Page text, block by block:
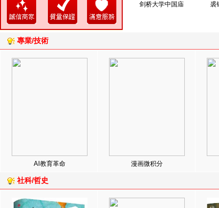
剑桥大学中国庙 裘
專業/技術
AI教育革命 漫画微积分
社科/哲史